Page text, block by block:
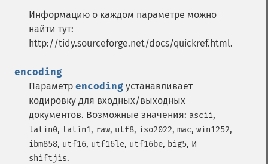
Информацию о каждом параметре можно
найти тут:
http://tidy.sourceforge.net/docs/quickref.html.
encoding
Параметр encoding устанавливает
кодировку для входных/выходных
документов. Возможные значения: ascii,
latin0, latin1, raw, utf8, iso2022, mac, win1252,
ibm858, utf16, utf16le, utf16be, big5, и
shiftjis.